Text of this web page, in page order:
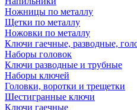
Ножницы по металлу
Щетки по металлу
Ножовки по металлу
Ключи гаечные, разводные,
Наборы головок
Ключи разводные и трубные
Наборы ключей
Головки, воротки и трещетки
Шестигранные ключи
Ключи гаечные